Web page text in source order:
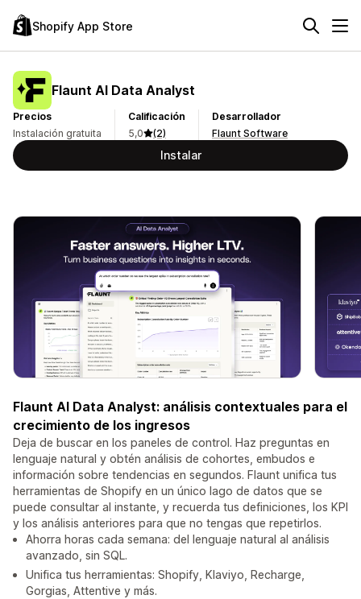
Shopify App Store
Flaunt AI Data Analyst
Precios
Instalación gratuita
Calificación
5,0
(2)
Desarrollador
Flaunt Software
Instalar
Flaunt AI Data Analyst: análisis contextuales para el
crecimiento de los ingresos
Deja de buscar en los paneles de control. Haz preguntas en
lenguaje natural y obtén análisis de cohortes, embudos e
información sobre tendencias en segundos. Flaunt unifica tus
herramientas de Shopify en un único lago de datos que se
puede consultar al instante, y recuerda tus definiciones, los KPI
y los análisis anteriores para que no tengas que repetirlos.
Ahorra horas cada semana: del lenguaje natural al análisis
avanzado, sin SQL.
Unifica tus herramientas: Shopify, Klaviyo, Recharge,
Gorgias, Attentive y más.